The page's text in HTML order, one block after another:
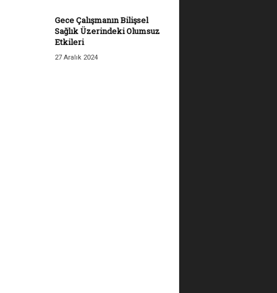
Gece Çalışmanın Bilişsel
Sağlık Üzerindeki Olumsuz
Etkileri
27 Aralık 2024